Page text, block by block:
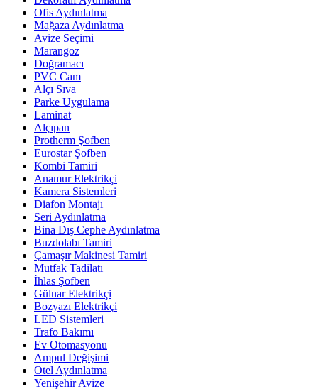
Ofis Aydınlatma
Mağaza Aydınlatma
Avize Seçimi
Marangoz
Doğramacı
PVC Cam
Alçı Sıva
Parke Uygulama
Laminat
Alçıpan
Protherm Şofben
Eurostar Şofben
Kombi Tamiri
Anamur Elektrikçi
Kamera Sistemleri
Diafon Montajı
Seri Aydınlatma
Bina Dış Cephe Aydınlatma
Buzdolabı Tamiri
Çamaşır Makinesi Tamiri
Mutfak Tadilatı
İhlas Şofben
Gülnar Elektrikçi
Bozyazı Elektrikçi
LED Sistemleri
Trafo Bakımı
Ev Otomasyonu
Ampul Değişimi
Otel Aydınlatma
Yenişehir Avize